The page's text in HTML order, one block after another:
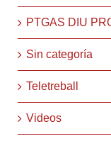
PTGAS DIU
Sin categoría
Teletreball
Videos